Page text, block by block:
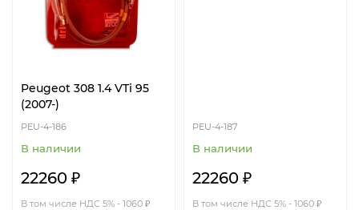
Peugeot 308 1.4 VTi 95
(2007-)
PEU-4-186
В наличии
22260 ₽
В том числе НДС 5% - 1060 ₽
PEU-4-187
В наличии
22260 ₽
В том числе НДС 5% - 1060 ₽